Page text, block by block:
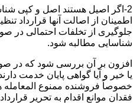
2-اگر اصیل هستند اصل و کپی
اطمینان از اصالت آنها قرارداد
جلوگیری از تخلفات احتمالی در
شناسایی مطالبه شود.
افزون بر آن بررسی شود که در
یا خیر و آیا گواهی پایان خدمت
خصوصاً فروشنده ممنوع
فقدان موانع اقدام به تحریر